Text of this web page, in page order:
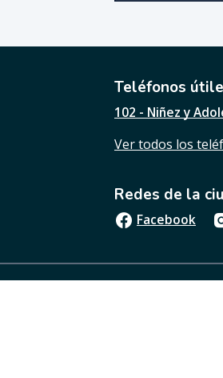
u
t
l
s
a
g
i
n
?
Teléfonos
102 - Niñez y
Ver todos los
Redes de la
Facebook